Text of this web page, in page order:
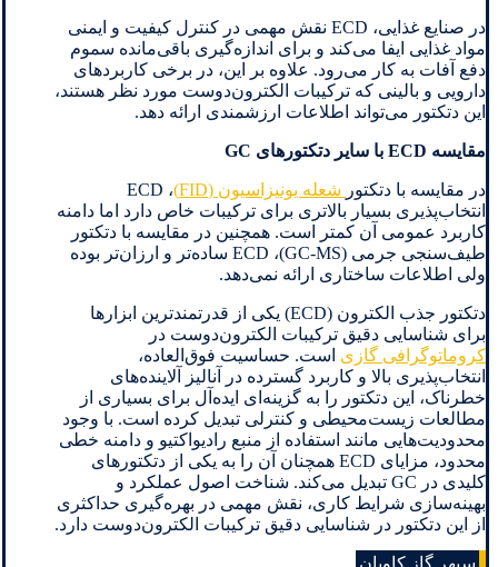
در صنایع غذایی، ECD نقش مهمی در کنترل کیفیت و ایمنی
مواد غذایی ایفا می‌کند و برای اندازه‌گیری باقی‌مانده سموم
دفع آفات به کار می‌رود. علاوه بر این، در برخی کاربردهای
دارویی و بالینی که ترکیبات الکترون‌دوست مورد نظر هستند،
این دتکتور می‌تواند اطلاعات ارزشمندی ارائه دهد.
مقایسه ECD با سایر دتکتورهای GC
در مقایسه با دتکتور شعله یونیزاسیون (FID)
، ECD
انتخاب‌پذیری بسیار بالاتری برای ترکیبات خاص دارد اما دامنه
کاربرد عمومی آن کمتر است. همچنین در مقایسه با دتکتور
طیف‌سنجی جرمی (GC-MS)، ECD ساده‌تر و ارزان‌تر بوده
ولی اطلاعات ساختاری ارائه نمی‌دهد.
دتکتور جذب الکترون (ECD) یکی از قدرتمندترین ابزارها
برای شناسایی دقیق ترکیبات الکترون‌دوست در
کروماتوگرافی گازی است. حساسیت فوق‌العاده،
انتخاب‌پذیری بالا و کاربرد گسترده در آنالیز آلاینده‌های
خطرناک، این دتکتور را به گزینه‌ای ایده‌آل برای بسیاری از
مطالعات زیست‌محیطی و کنترلی تبدیل کرده است. با وجود
محدودیت‌هایی مانند استفاده از منبع رادیواکتیو و دامنه خطی
محدود، مزایای ECD همچنان آن را به یکی از دتکتورهای
کلیدی در GC تبدیل می‌کند. شناخت اصول عملکرد و
بهینه‌سازی شرایط کاری، نقش مهمی در بهره‌گیری حداکثری
از این دتکتور در شناسایی دقیق ترکیبات الکترون‌دوست دارد.